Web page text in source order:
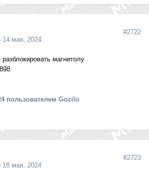
14 мая, 2024
#2722
магнитолу
пользователем Gozilo
18 мая, 2024
#2723